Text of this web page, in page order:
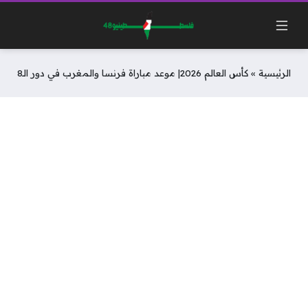
الرئيسية » كأس العالم 2026| موعد مباراة فرنسا والمغرب في دور الـ8